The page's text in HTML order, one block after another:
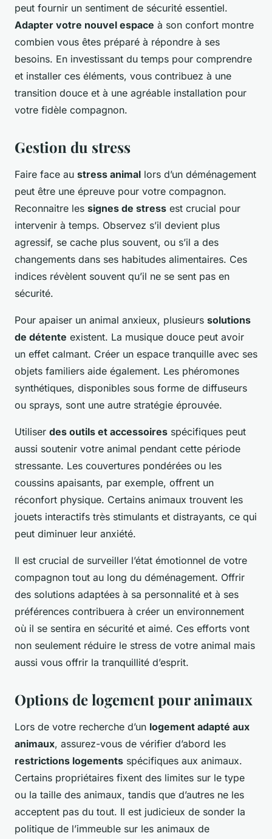
peut fournir un sentiment de sécurité essentiel.
Adapter votre nouvel espace à son confort montre
combien vous êtes préparé à répondre à ses
besoins. En investissant du temps pour comprendre
et installer ces éléments, vous contribuez à une
transition douce et à une agréable installation pour
votre fidèle compagnon.
Gestion du stress
Faire face au stress animal lors d’un déménagement
peut être une épreuve pour votre compagnon.
Reconnaitre les signes de stress est crucial pour
intervenir à temps. Observez s’il devient plus
agressif, se cache plus souvent, ou s’il a des
changements dans ses habitudes alimentaires. Ces
indices révèlent souvent qu’il ne se sent pas en
sécurité.
Pour apaiser un animal anxieux, plusieurs solutions
de détente existent. La musique douce peut avoir
un effet calmant. Créer un espace tranquille avec ses
objets familiers aide également. Les phéromones
synthétiques, disponibles sous forme de diffuseurs
ou sprays, sont une autre stratégie éprouvée.
Utiliser des outils et accessoires spécifiques peut
aussi soutenir votre animal pendant cette période
stressante. Les couvertures pondérées ou les
coussins apaisants, par exemple, offrent un
réconfort physique. Certains animaux trouvent les
jouets interactifs très stimulants et distrayants, ce qui
peut diminuer leur anxiété.
Il est crucial de surveiller l’état émotionnel de votre
compagnon tout au long du déménagement. Offrir
des solutions adaptées à sa personnalité et à ses
préférences contribuera à créer un environnement
où il se sentira en sécurité et aimé. Ces efforts vont
non seulement réduire le stress de votre animal mais
aussi vous offrir la tranquillité d’esprit.
Options de logement pour animaux
Lors de votre recherche d’un logement adapté aux
animaux, assurez-vous de vérifier d’abord les
restrictions logements spécifiques aux animaux.
Certains propriétaires fixent des limites sur le type
ou la taille des animaux, tandis que d’autres ne les
acceptent pas du tout. Il est judicieux de sonder la
politique de l’immeuble sur les animaux de